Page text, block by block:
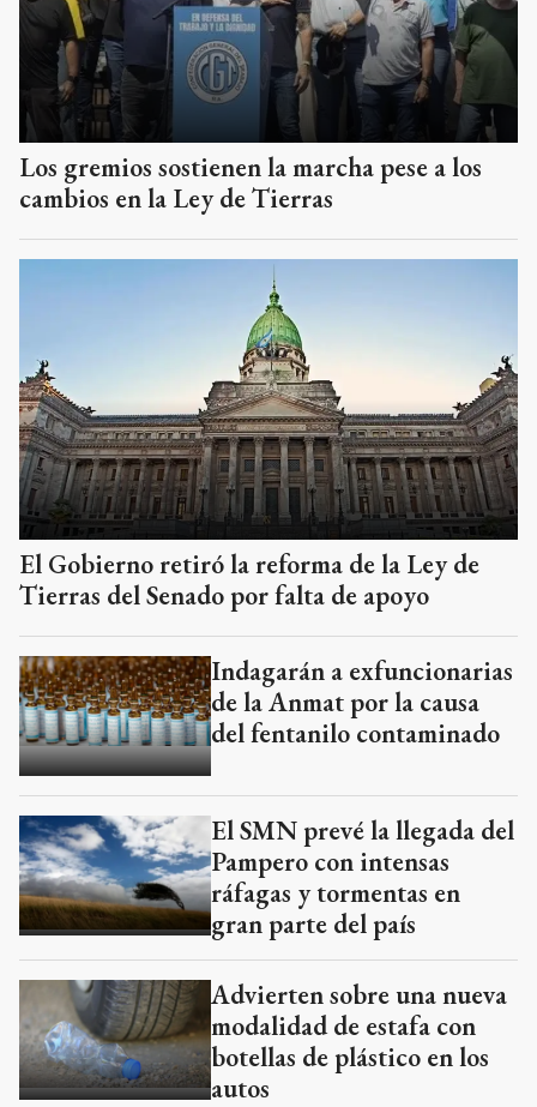
Los gremios sostienen la marcha pese a los
cambios en la Ley de Tierras
El Gobierno retiró la reforma de la Ley de
Tierras del Senado por falta de apoyo
Indagarán a exfuncionarias
de la Anmat por la causa
del fentanilo contaminado
El SMN prevé la llegada del
Pampero con intensas
ráfagas y tormentas en
gran parte del país
Advierten sobre una nueva
modalidad de estafa con
botellas de plástico en los
autos